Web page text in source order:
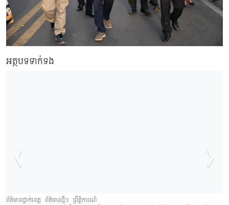
អត្ថបទទាក់ទង
ព័ត៌មានថ្នាក់ខេត្ត ព័ត៌មានថ្មីៗ ព្រឹត្តិការណ៍